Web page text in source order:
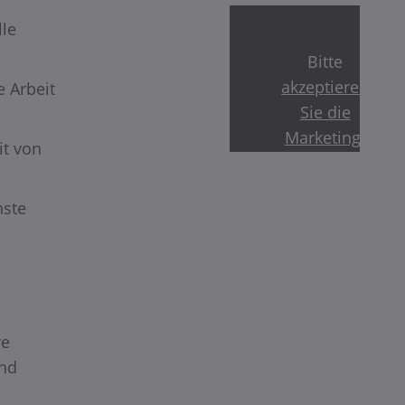
Arbeit
von
Bitte
akzeptieren
Sie die
Marketing-